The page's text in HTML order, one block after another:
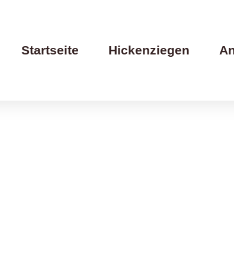
Startseite Hickenziegen